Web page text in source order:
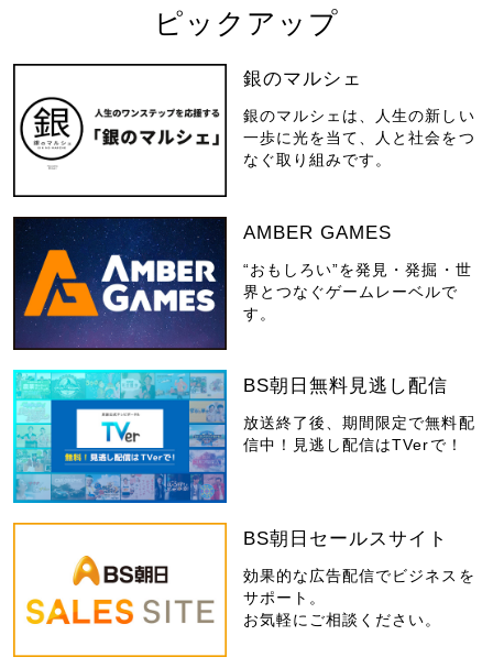
ピックアップ
銀のマルシェ
銀のマルシェは、人生の新しい
一歩に光を当て、人と社会をつ
なぐ取り組みです。
AMBER GAMES
“おもしろい”を発見・発掘・世
界とつなぐゲームレーベルで
す。
BS朝日無料見逃し配信
放送終了後、期間限定で無料配
信中！見逃し配信はTVerで！
BS朝日セールスサイト
効果的な広告配信でビジネスを
サポート。
お気軽にご相談ください。